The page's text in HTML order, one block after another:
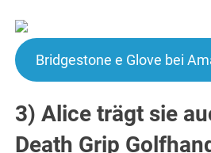
Bridgestone e Glove bei
3) Alice trägt sie
Death Grip